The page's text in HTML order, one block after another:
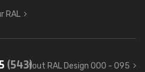
RAL
(543)tout RAL Design 000 - 095